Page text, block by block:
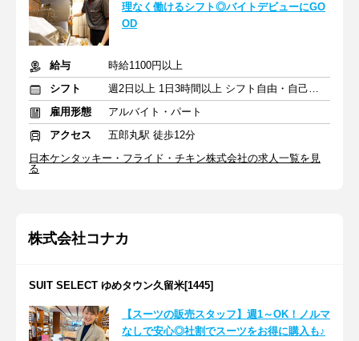
理なく働けるシフト◎バイトデビューにGO
OD
給与
時給1100円以上
シフト
週2日以上 1日3時間以上 シフト自由・自己申告
雇用形態
アルバイト・パート
アクセス
五郎丸駅 徒歩12分
日本ケンタッキー・フライド・チキン株式会社の求人一覧を見
る
株式会社コナカ
SUIT SELECT ゆめタウン久留米[1445]
【スーツの販売スタッフ】週1～OK！ノルマ
なしで安心◎社割でスーツをお得に購入も♪